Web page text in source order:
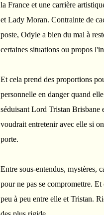
la France et une carrière
et Lady Moran. Contrainte de
poste, Odyle a bien du mal à
certaines situations ou propos
Et cela prend des proportions
personnelle en danger quand
séduisant Lord Tristan
voudrait entretenir avec elle si
porte.
Entre sous-entendus, mystères,
pour ne pas se compromettre.
peu à peu entre elle et Tristan.